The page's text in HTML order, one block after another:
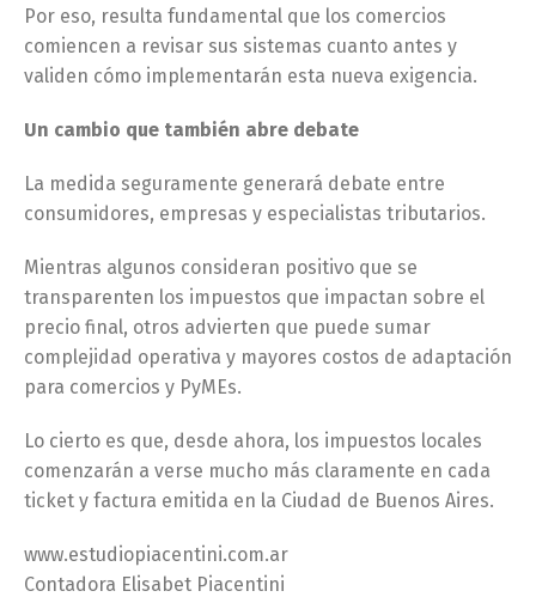
Por eso, resulta fundamental que los comercios
comiencen a revisar sus sistemas cuanto antes y
validen cómo implementarán esta nueva exigencia.
Un cambio que también abre debate
La medida seguramente generará debate entre
consumidores, empresas y especialistas tributarios.
Mientras algunos consideran positivo que se
transparenten los impuestos que impactan sobre el
precio final, otros advierten que puede sumar
complejidad operativa y mayores costos de adaptación
para comercios y PyMEs.
Lo cierto es que, desde ahora, los impuestos locales
comenzarán a verse mucho más claramente en cada
ticket y factura emitida en la Ciudad de Buenos Aires.
www.estudiopiacentini.com.ar
Contadora Elisabet Piacentini